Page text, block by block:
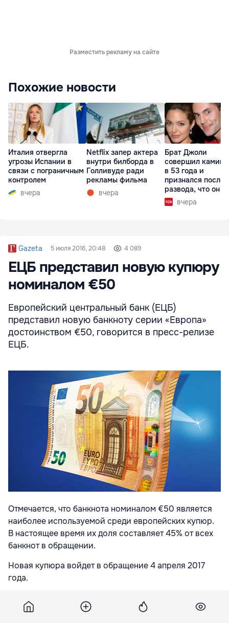
Разместить рекламу на сайте
Похожие новости
Италия отвергла
угрозы Испании в
связи с пограничным
контролем
вчера
Netflix запер актера
внутри билборда в
Голливуде ради
рекламы фильма
вчера
Брат Джоли
совершил
в 53 года и
признался после
развода, что он
вчера
Gazeta 5 июля 2016, 20:48 4 089
ЕЦБ представил новую купюру
номиналом €50
Европейский центральный банк (ЕЦБ)
представил новую банкноту серии «Европа»
достоинством €50, говорится в пресс-релизе
ЕЦБ.
Отмечается, что банкнота номиналом €50 является
наиболее используемой среди европейских купюр.
В настоящее время их доля составляет 45% от всех
банкнот в обращении.
Новая купюра войдет в обращение 4 апреля 2017
года.
Великобритании обнародовали дизайн пластиковых